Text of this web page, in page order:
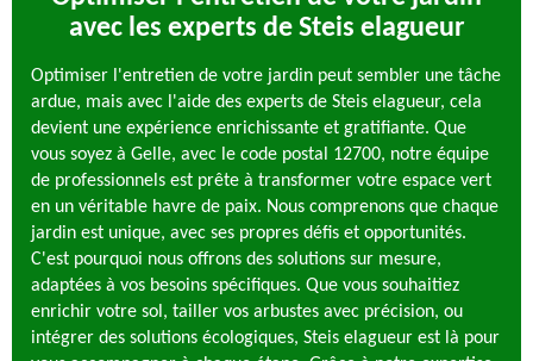
avec les experts de Steis elagueur
Optimiser l'entretien de votre jardin peut sembler une tâche
ardue, mais avec l'aide des experts de Steis elagueur, cela
devient une expérience enrichissante et gratifiante. Que
vous soyez à Gelle, avec le code postal 12700, notre équipe
de professionnels est prête à transformer votre espace vert
en un véritable havre de paix. Nous comprenons que chaque
jardin est unique, avec ses propres défis et opportunités.
C'est pourquoi nous offrons des solutions sur mesure,
adaptées à vos besoins spécifiques. Que vous souhaitiez
enrichir votre sol, tailler vos arbustes avec précision, ou
intégrer des solutions écologiques, Steis elagueur est là pour